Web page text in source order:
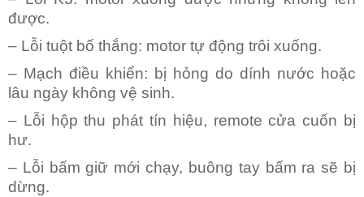
được.
– Lỗi tuột bố thắng: motor tự động trôi xuống.
– Mạch điều khiển: bị hỏng do dính nước hoặc
lâu ngày không vệ sinh.
– Lỗi hộp thu phát tín hiệu, remote cửa cuốn bị
hư.
– Lỗi bấm giữ mới chạy, buông tay bấm ra sẽ bị
dừng.